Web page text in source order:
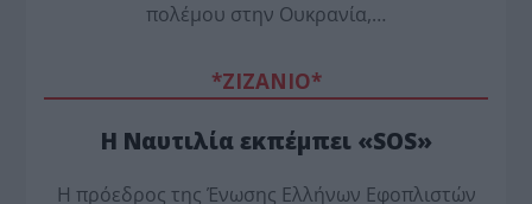
πολέμου στην Ουκρανία,…
*ZΙΖΑΝΙΟ*
Η Ναυτιλία εκπέμπει «SOS»
Η πρόεδρος της Ένωσης Ελλήνων Εφοπλιστών